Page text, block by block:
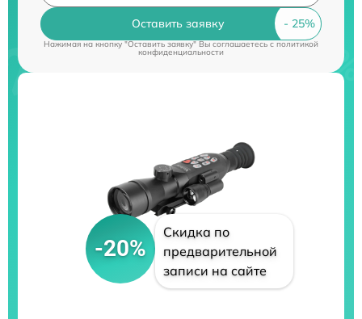
Оставить заявку
Нажимая на кнопку "Оставить заявку" Вы соглашаетесь cполитикой
конфиденциальности
-20%
Скидка по
предварительной
записи на сайте